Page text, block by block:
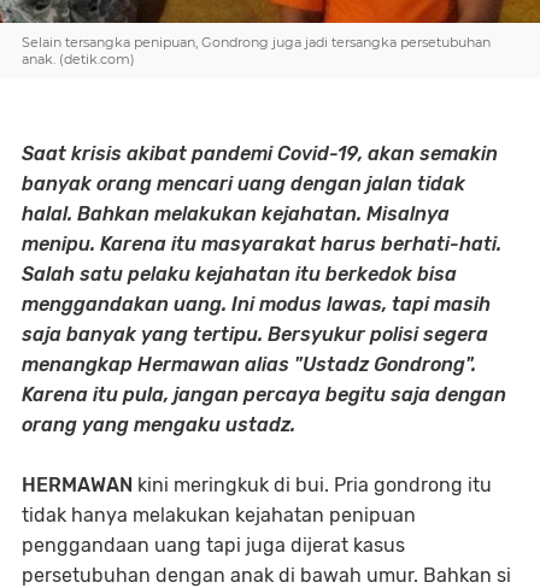
Selain tersangka penipuan, Gondrong juga jadi tersangka persetubuhan
anak. (detik.com)
Saat krisis akibat pandemi Covid-19, akan semakin
banyak orang mencari uang dengan jalan tidak
halal. Bahkan melakukan kejahatan. Misalnya
menipu. Karena itu masyarakat harus berhati-hati.
Salah satu pelaku kejahatan itu berkedok bisa
menggandakan uang. Ini modus lawas, tapi masih
saja banyak yang tertipu. Bersyukur polisi segera
menangkap Hermawan alias "Ustadz Gondrong".
Karena itu pula, jangan percaya begitu saja dengan
orang yang mengaku ustadz.
HERMAWAN kini meringkuk di bui. Pria gondrong itu
tidak hanya melakukan kejahatan penipuan
penggandaan uang tapi juga dijerat kasus
persetubuhan dengan anak di bawah umur. Bahkan si